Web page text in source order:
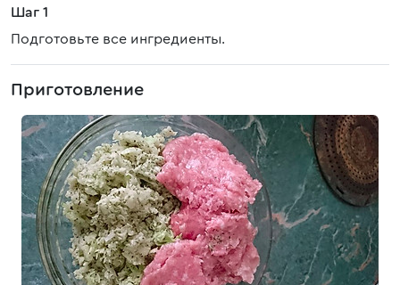
Шаг 1
Подготовьте все ингредиенты.
Приготовление